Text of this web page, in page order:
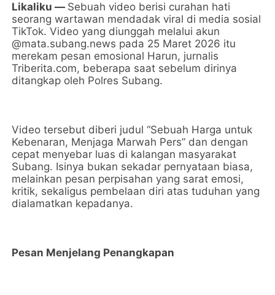
Likaliku — Sebuah video berisi curahan hati
seorang wartawan mendadak viral di media sosial
TikTok. Video yang diunggah melalui akun
@mata.subang.news pada 25 Maret 2026 itu
merekam pesan emosional Harun, jurnalis
Triberita.com, beberapa saat sebelum dirinya
ditangkap oleh Polres Subang.
Video tersebut diberi judul “Sebuah Harga untuk
Kebenaran, Menjaga Marwah Pers” dan dengan
cepat menyebar luas di kalangan masyarakat
Subang. Isinya bukan sekadar pernyataan biasa,
melainkan pesan perpisahan yang sarat emosi,
kritik, sekaligus pembelaan diri atas tuduhan yang
dialamatkan kepadanya.
Pesan Menjelang Penangkapan